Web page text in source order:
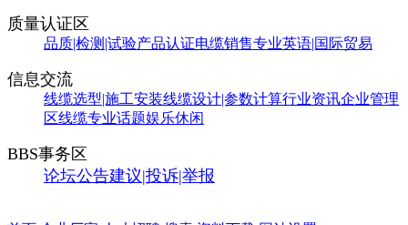
质量认证区
品质|检测|试验产品认证电缆销售专业英语|国际贸易
信息交流
线缆选型|施工安装线缆设计|参数计算行业资讯企业管理
区线缆专业话题娱乐休闲
BBS事务区
论坛公告建议|投诉|举报